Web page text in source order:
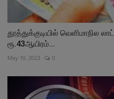
தூத்துக்குடியில் வெளிமாநில
ரூ.43ஆயிரம்...
May 10, 2023 0